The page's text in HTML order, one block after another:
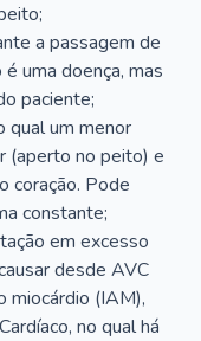
a passagem de
uma doença, mas
paciente;
qual um menor
(aperto no peito) e
coração. Pode
constante;
em excesso
desde AVC
miocárdio (IAM),
no qual há